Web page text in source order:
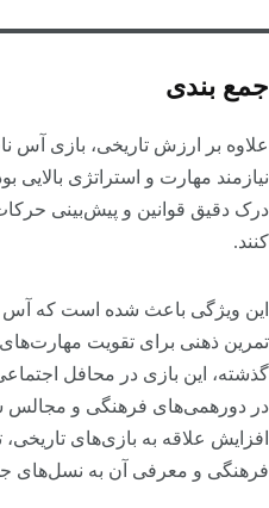
جمع بندی
علاوه بر ارزش تاریخی، بازی
نیازمند مهارت و استراتژی بالایی
درک دقیق قوانین و پیش‌بینی
کنند.
این ویژگی باعث شده است که آس
تمرین ذهنی برای تقویت
گذشته، این بازی در محافل
در دورهمی‌های فرهنگی و مجالس
افزایش علاقه به بازی‌های
فرهنگی و معرفی آن به نسل‌های